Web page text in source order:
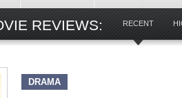
REVIEWS: RECENT
DRAMA